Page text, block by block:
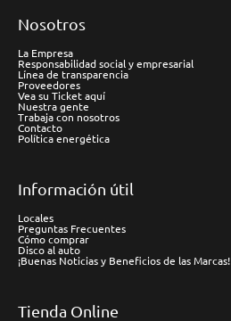
Nosotros
La Empresa
Responsabilidad social y empresarial
Línea de transparencia
Proveedores
Vea su Ticket aquí
Nuestra gente
Trabaja con nosotros
Contacto
Política energética
Información útil
Locales
Preguntas Frecuentes
Cómo comprar
Disco al auto
¡Buenas Noticias y Beneficios de las Marcas!
Tienda Online